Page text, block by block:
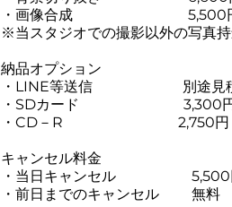
・画像合成 5,500
※当スタジオでの撮影以外の写真
納品オプション
・LINE等送信 別途見積
・SDカード 3,300円
・CD－R 2,750円
キャンセル料金
・当日キャンセル 5,500
・前日までのキャンセル 無料